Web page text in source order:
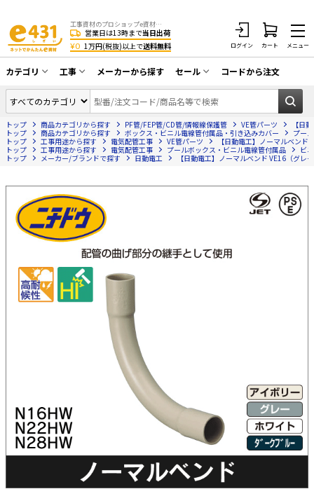
工事資材のプロショップe資材 CATV・アンテナ・防犯・光・LAN・電気・空調工事など
営業日は13時まで当日出荷
¥0 1万円(税抜)以上で送料無料 ログイン カート メニュー
カテゴリ
同軸ケーブル／テレビ用接栓／関連工具
アンテナ・取付金具・ブースター／CATV
部材類
配線補助具（モール・結束バンド・テー
プ類 他）
HDMIケーブル・周辺機器／RCAケーブル
電話線／コネクタ／アダプタ
光ファイバー・融着接続機関連
LANケーブル・コネクタ・関連資材/機器
エアコン・換気扇・空調資材
太陽光発電ケーブル・コネクタ・関連資
電源ケーブル／コネクタ／分電盤／ブレ
照明・照明器具
電源タップ・延長コード
スイッチ・コンセント（配線器具）
工事
CATV・アンテナ工事
光工事・FTTH工事
エアコン・換気扇工事
LAN配線工事
電話工事
電気配管工事
EV充電設備工事
照明設置工事
太陽光発電工事
ホテル・病院向け
メーカーから探す セール
在庫一掃セール
コードから注文
トップ 商品カテゴリから探す PF管/FEP管/CD管/情報線保護管 VE管パーツ
【日
トップ
商品カテゴリから探す ボックス・ビニル電線管付属品・引き込みカバー
プー
トップ
工事用途から探す 電気配管工事 VE管パーツ
【日動電工】ノーマルベンド
トップ
工事用途から探す 電気配管工事 プールボックス・ビニル電線管付属品
ビ
トップ
メーカー/ブランドで探す 日動電工 【日動電工】ノーマルベンド VE16（グレ